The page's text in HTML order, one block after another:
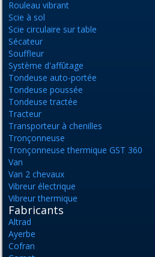
Rouleau vibrant
Scie à sol
Scie circulaire sur table
Sécateur
Souffleur
Système d'affûtage
Tondeuse auto-portée
Tondeuse poussée
Tondeuse tractée
Tracteur
Transporteur à chenilles
Tronçonneuse
Tronçonneuse thermique GST 360
Van
Van 2 chevaux
Vibreur électrique
Vibreur thermique
Fabricants
Altrad
Ayerbe
Cofran